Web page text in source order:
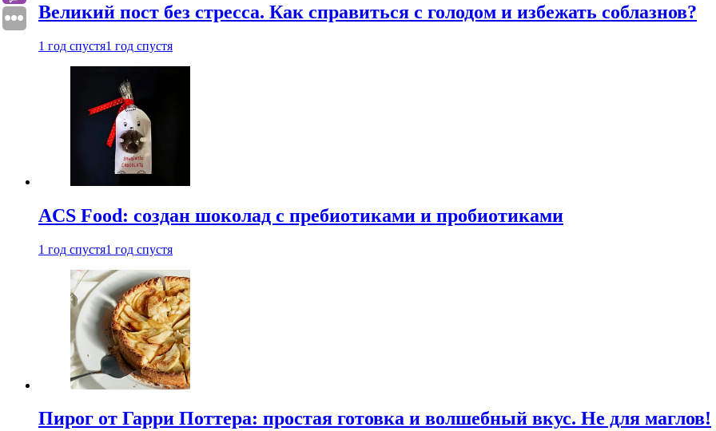
Великий пост без стресса. Как справиться с голодом и избежать соблазнов?
1 год спустя1 год спустя
ACS Food: создан шоколад с пребиотиками и пробиотиками
1 год спустя1 год спустя
Пирог от Гарри Поттера: простая готовка и волшебный вкус. Не для маглов!